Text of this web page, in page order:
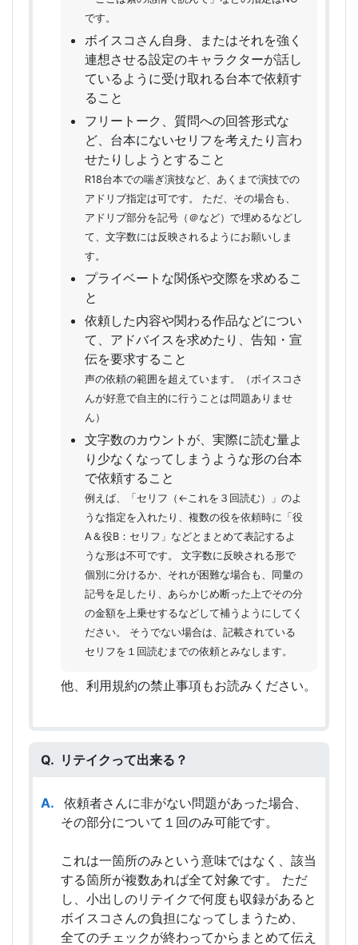
です。
ボイスコさん自身、またはそれを強く
連想させる設定のキャラクターが話し
ているように受け取れる台本で依頼す
ること
フリートーク、質問への回答形式な
ど、台本にないセリフを考えたり言わ
せたりしようとすること
R18台本での喘ぎ演技など、あくまで演技での
アドリブ指定は可です。 ただ、その場合も、
アドリブ部分を記号（＠など）で埋めるなどし
て、文字数には反映されるようにお願いしま
す。
プライベートな関係や交際を求めるこ
と
依頼した内容や関わる作品などについ
て、アドバイスを求めたり、告知・宣
伝を要求すること
声の依頼の範囲を超えています。（ボイスコさ
んが好意で自主的に行うことは問題ありませ
ん）
文字数のカウントが、実際に読む量よ
り少なくなってしまうような形の台本
で依頼すること
例えば、「セリフ（←これを３回読む）」のよ
うな指定を入れたり、複数の役を依頼時に「役
A＆役B：セリフ」などとまとめて表記するよ
うな形は不可です。 文字数に反映される形で
個別に分けるか、それが困難な場合も、同量の
記号を足したり、あらかじめ断った上でその分
の金額を上乗せするなどして補うようにしてく
ださい。 そうでない場合は、記載されている
セリフを１回読むまでの依頼とみなします。
他、利用規約の禁止事項もお読みください。
リテイクって出来る？
依頼者さんに非がない問題があった場合、
その部分について１回のみ可能です。
これは一箇所のみという意味ではなく、該当
する箇所が複数あれば全て対象です。 ただ
し、小出しのリテイクで何度も収録があると
ボイスコさんの負担になってしまうため、
全てのチェックが終わってからまとめて伝え